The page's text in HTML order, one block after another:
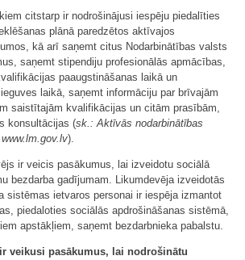
citstarp ir nodrošinājusi iespēju piedalīties
plānā paredzētos aktīvajos
kā arī saņemt citus Nodarbinātības valsts
saņemt stipendiju profesionālās apmācības,
paaugstināšanas laikā un
laikā, saņemt informāciju par brīvajām
saistītajām kvalifikācijas un citām prasībām,
konsultācijas (sk.: Aktīvās nodarbinātības
).
ir veicis pasākumus, lai izveidotu sociālā
bezdarba gadījumam. Likumdevēja izveidotās
sistēmas ietvaros personai ir iespēja izmantot
piedaloties sociālās apdrošināšanas sistēmā,
apstākļiem, saņemt bezdarbnieka pabalstu.
veikusi pasākumus, lai nodrošinātu